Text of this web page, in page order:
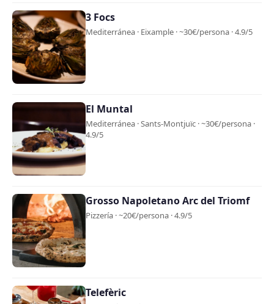
3 Focs
Mediterránea · Eixample · ~30€/persona · 4.9/5
El Muntal
Mediterránea · Sants-Montjuïc · ~30€/persona ·
4.9/5
Grosso Napoletano Arc del Triomf
Pizzería · ~20€/persona · 4.9/5
Telefèric